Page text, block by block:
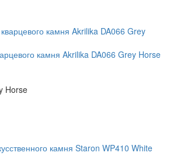
камня Akrilika DA066 Grey Horse
Horse